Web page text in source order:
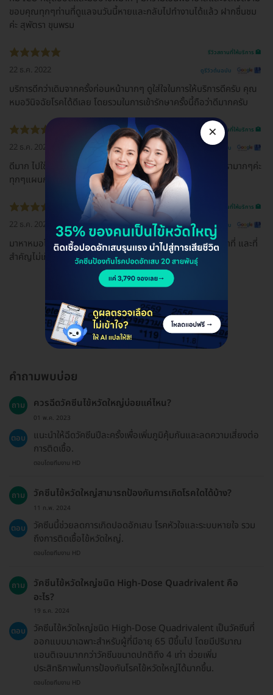
ขอบคุณทุกๆท่านที่ดูแลจนวันนี้หายและกลับไปทำงานได้แล้ว ฝากชื่นชม
ค่ะ สุพัตรา ขุนพรม
รีวิวสถานที่ให้บริการ 🏥
22 ธ.ค. 2022 ดูรีวิวต้นฉบับ
บริการดีกว่าเดิมจากครั้งก่อนหน้ามากๆ ดูใส่ใจในการให้บริการดีครับ คุณ
หมอวินิจฉัยโรคได้ดีเลย โดยรวมในการเข้ารักษาครั้งนี้ถือว่าดีมากครับ
รีวิวสถานที่ให้บริการ 🏥
22 ธ.ค. 2022 ดูรีวิวต้นฉบับ
ดีมาก ไปใช้บริการ ทันตกรรม อาจารย์หมอและพี่เจ้าหน้าที่ใส่ใจเรามากๆค่ะ
ทุกๆแผนกเรยค่ะ รู้สึกดีมากๆค่ะ
รีวิวสถานที่ให้บริการ 🏥
22 ธ.ค. 2022 ดูรีวิวต้นฉบับ
มาหาหมอโดยใช้ประกันสังคม บริการดีมากๆ ทั้งหมอและเจ้าหน้าที่ และที่
สำคัญไม่เก็บตังค่าจอดรถครับ
ดูรีวิวทั้งหมด
คำถามพบบ่อย
ถาม ควรฉีดวัคซีนไข้หวัดใหญ่บ่อยแค่ไหน?
01 พ.ค. 2023
ตอบ
แนะนำให้ฉีดวัคซีนปีละครั้งเพื่อเพิ่มภูมิคุ้มกันและลดความเสี่ยงต่อ
การติดเชื้อ.
ตอบโดยทีมงาน HD
ถาม วัคซีนไข้หวัดใหญ่สามารถป้องกันการเกิดโรคใดได้บ้าง?
11 ก.พ. 2024
ตอบ
วัคซีนนี้ช่วยลดการเกิดปอดอักเสบ โรคหัวใจและระบบหายใจ รวม
ถึงการติดเชื้อไข้หวัดใหญ่.
ตอบโดยทีมงาน HD
ถาม
วัคซีนไข้หวัดใหญ่ชนิด High-Dose Quadrivalent คือ
อะไร?
19 ธ.ค. 2024
ตอบ
วัคซีนไข้หวัดใหญ่ชนิด High-Dose Quadrivalent เป็นวัคซีนที่
ออกแบบมาเฉพาะสำหรับผู้ที่มีอายุ 65 ปีขึ้นไป โดยมีปริมาณ
แอนติเจนมากกว่าวัคซีนขนาดปกติถึง 4 เท่า ช่วยเพิ่ม
ประสิทธิภาพในการป้องกันโรคไข้หวัดใหญ่ได้มากขึ้น.
ตอบโดยทีมงาน HD
×